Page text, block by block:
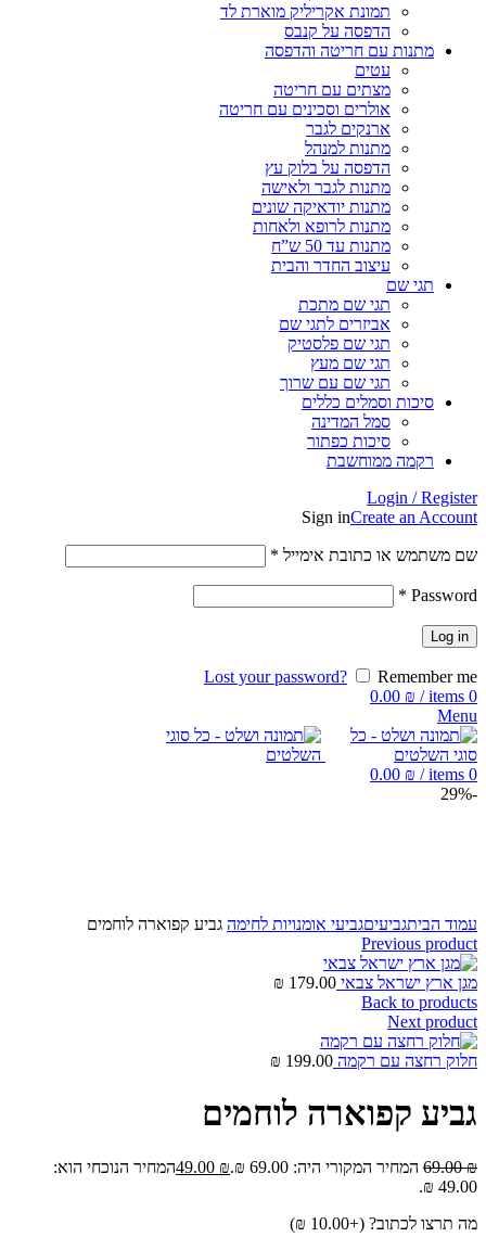
תמונת אקריליק מוארת לד
הדפסה על קנבס
מתנות עם חריטה והדפסה
עטים
מצתים עם חריטה
אולרים וסכינים עם חריטה
ארנקים לגבר
מתנות למנהל
הדפסה על בלוק עץ
מתנות לגבר ולאישה
מתנות יודאיקה שונים
מתנות לרופא ולאחות
מתנות עד 50 ש”ח
עיצוב החדר והבית
תגי שם
תגי שם מתכת
אביזרים לתגי שם
תגי שם פלסטיק
תגי שם מעץ
תגי שם עם שרוך
סיכות וסמלים כללים
סמל המדינה
סיכות כפתור
רקמה ממוחשבת
Login / Register
Sign inCreate an Account
שם משתמש או כתובת אימייל *
Password
*
Log in
Lost your password?
Remember me
0
items
/
0.00 ₪
Menu
0
items
/
0.00 ₪
-29%
עמוד הביתגביעיםגביעי אומנויות לחימה גביע קפוארה לוחמים
Previous product
מגן ארץ ישראל צבאי 179.00
₪
Back to products
Next product
חלוק רחצה עם רקמה 199.00
₪
גביע קפוארה לוחמים
69.00₪ המחיר המקורי היה: 69.00 ₪. 49.00 ₪
המחיר הנוכחי הוא:
49.00 ₪.
מה תרצו לכתוב? (+10.00
₪
)